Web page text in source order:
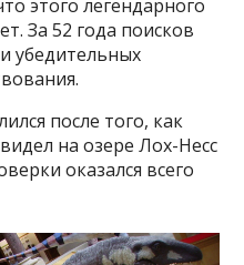
этого легендарного
За 52 года поисков
убедительных
после того, как
на озере Лох-Несс
оказался всего